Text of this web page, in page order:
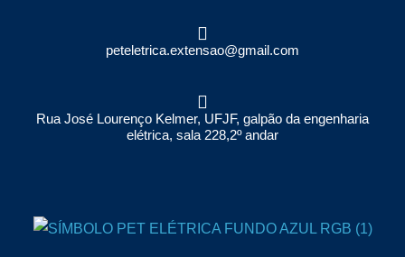
Rua José Lourenço Kelmer, UFJF, galpão da engenharia
elétrica, sala 228,2º andar